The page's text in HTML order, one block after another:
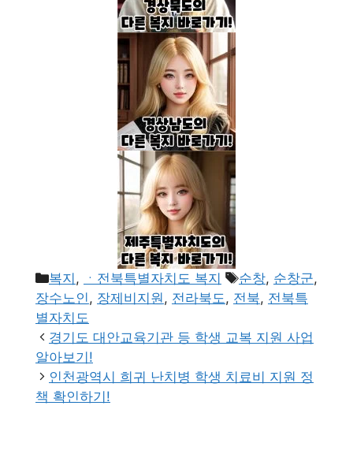
카
테
고
리
복지, ㆍ전북특별자치도 복지
태
그
순창, 순창군,
장수노인, 장제비지원, 전라북도, 전북, 전북특
별자치도
경기도 대안교육기관 등 학생 교복 지원 사업
알아보기!
인천광역시 희귀 난치병 학생 치료비 지원 정
책 확인하기!